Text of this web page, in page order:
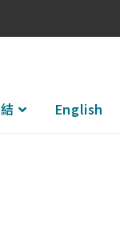
English